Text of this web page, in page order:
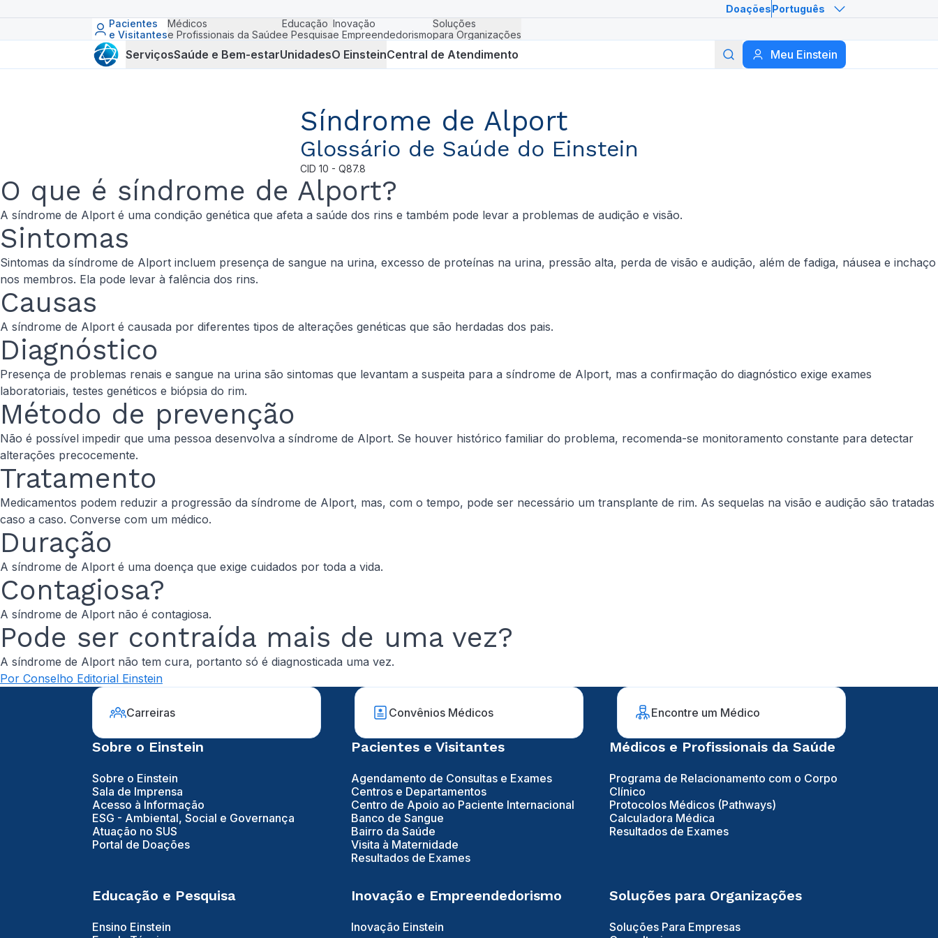
DoaçõesPortuguês
Pacientes
e Visitantes
Médicos
e Profissionais da Saúde
Educação
e Pesquisa
Inovação
e Empreendedorismo
Soluções
para Organizações
ServiçosSaúde e Bem-estarUnidadesO EinsteinCentral de Atendimento Meu Einstein
Buscar
Síndrome de Alport
Glossário de Saúde do Einstein
CID 10 - Q87.8
O que é síndrome de Alport?
A síndrome de Alport é uma condição genética que afeta a saúde dos rins e também pode levar a problemas de audição e visão.
Sintomas
Sintomas da síndrome de Alport incluem presença de sangue na urina, excesso de proteínas na urina, pressão alta, perda de visão e audição, além de fadiga, náusea e inchaço
nos membros. Ela pode levar à falência dos rins.
Causas
A síndrome de Alport é causada por diferentes tipos de alterações genéticas que são herdadas dos pais.
Diagnóstico
Presença de problemas renais e sangue na urina são sintomas que levantam a suspeita para a síndrome de Alport, mas a confirmação do diagnóstico exige exames
laboratoriais, testes genéticos e biópsia do rim.
Método de prevenção
Não é possível impedir que uma pessoa desenvolva a síndrome de Alport. Se houver histórico familiar do problema, recomenda-se monitoramento constante para detectar
alterações precocemente.
Tratamento
Medicamentos podem reduzir a progressão da síndrome de Alport, mas, com o tempo, pode ser necessário um transplante de rim. As sequelas na visão e audição são tratadas
caso a caso. Converse com um médico.
Duração
A síndrome de Alport é uma doença que exige cuidados por toda a vida.
Contagiosa?
A síndrome de Alport não é contagiosa.
Pode ser contraída mais de uma vez?
A síndrome de Alport não tem cura, portanto só é diagnosticada uma vez.
Por Conselho Editorial Einstein
Carreiras Convênios Médicos Encontre um Médico
Sobre o Einstein
Sobre o Einstein
Sala de Imprensa
Acesso à Informação
ESG - Ambiental, Social e Governança
Atuação no SUS
Portal de Doações
Pacientes e Visitantes
Agendamento de Consultas e Exames
Centros e Departamentos
Centro de Apoio ao Paciente Internacional
Banco de Sangue
Bairro da Saúde
Visita à Maternidade
Resultados de Exames
Médicos e Profissionais da Saúde
Programa de Relacionamento com o Corpo
Clínico
Protocolos Médicos (Pathways)
Calculadora Médica
Resultados de Exames
Educação e Pesquisa
Ensino Einstein
Inovação e Empreendedorismo
Inovação Einstein
Soluções para Organizações
Soluções Para Empresas